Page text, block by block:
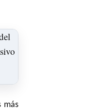
más